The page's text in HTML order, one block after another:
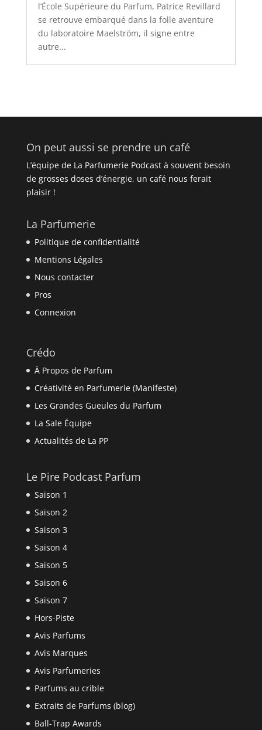
l’École Supérieure du Parfum, Patrice Revillard
se retrouve embarqué dans la folle aventure
du laboratoire Maelström, il signe entre
autre...
On peut aussi se prendre un café
L’équipe de La Parfumerie Podcast à souvent besoin
de grosses doses d’énergie, un café nous ferait
plaisir !
La Parfumerie
Politique de confidentialité
Mentions Légales
Nous contacter
Pros
Connexion
Crédo
À Propos de Parfum
Créativité en Parfumerie (Manifeste)
Les Grandes Gueules du Parfum
La Sale Équipe
Actualités de La PP
Le Pire Podcast Parfum
Saison 1
Saison 2
Saison 3
Saison 4
Saison 5
Saison 6
Saison 7
Hors-Piste
Avis Parfums
Avis Marques
Avis Parfumeries
Parfums au crible
Extraits de Parfums (blog)
Ball-Trap Awards